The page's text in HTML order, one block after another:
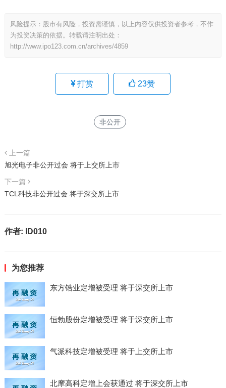
风险提示：股市有风险，投资需谨慎，以上内容仅供投资者参考，不作
为投资决策的依据。转载请注明出处：
http://www.ipo123.com.cn/archives/4859
打赏 23赞
非公开
上一篇
旭光电子非公开过会 将于上交所上市
下一篇
TCL科技非公开过会 将于深交所上市
作者: ID010
为您推荐
东方锆业定增被受理 将于深交所上市
恒勃股份定增被受理 将于深交所上市
气派科技定增被受理 将于上交所上市
北摩高科定增上会获通过 将于深交所上市